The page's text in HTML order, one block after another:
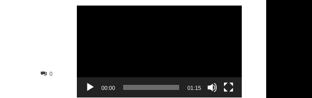
0
00:00 01:15